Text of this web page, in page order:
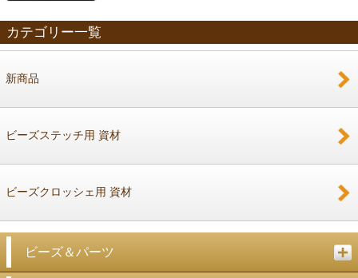
カテゴリー一覧
新商品
ビーズステッチ用 資材
ビーズクロッシェ用 資材
ビーズ＆パーツ